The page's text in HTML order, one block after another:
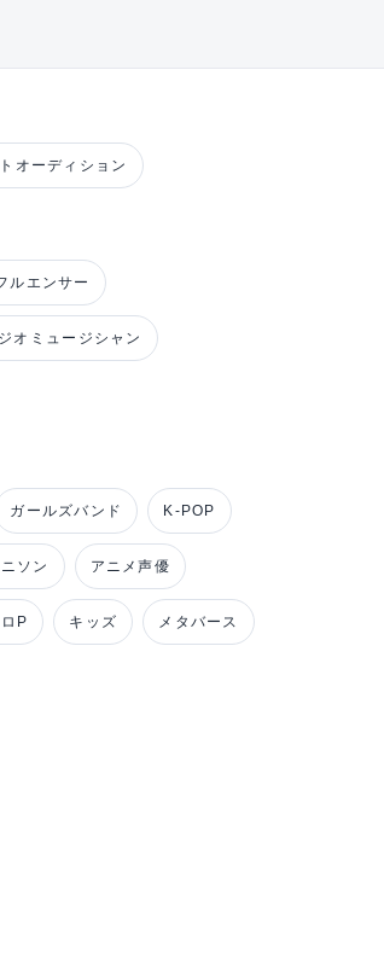
オーディション
ルエンサー
オミュージシャン
ガールズバンド K-POP
ソン アニメ声優
P キッズ メタバース